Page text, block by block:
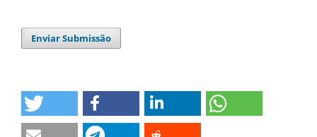
Enviar Submissão